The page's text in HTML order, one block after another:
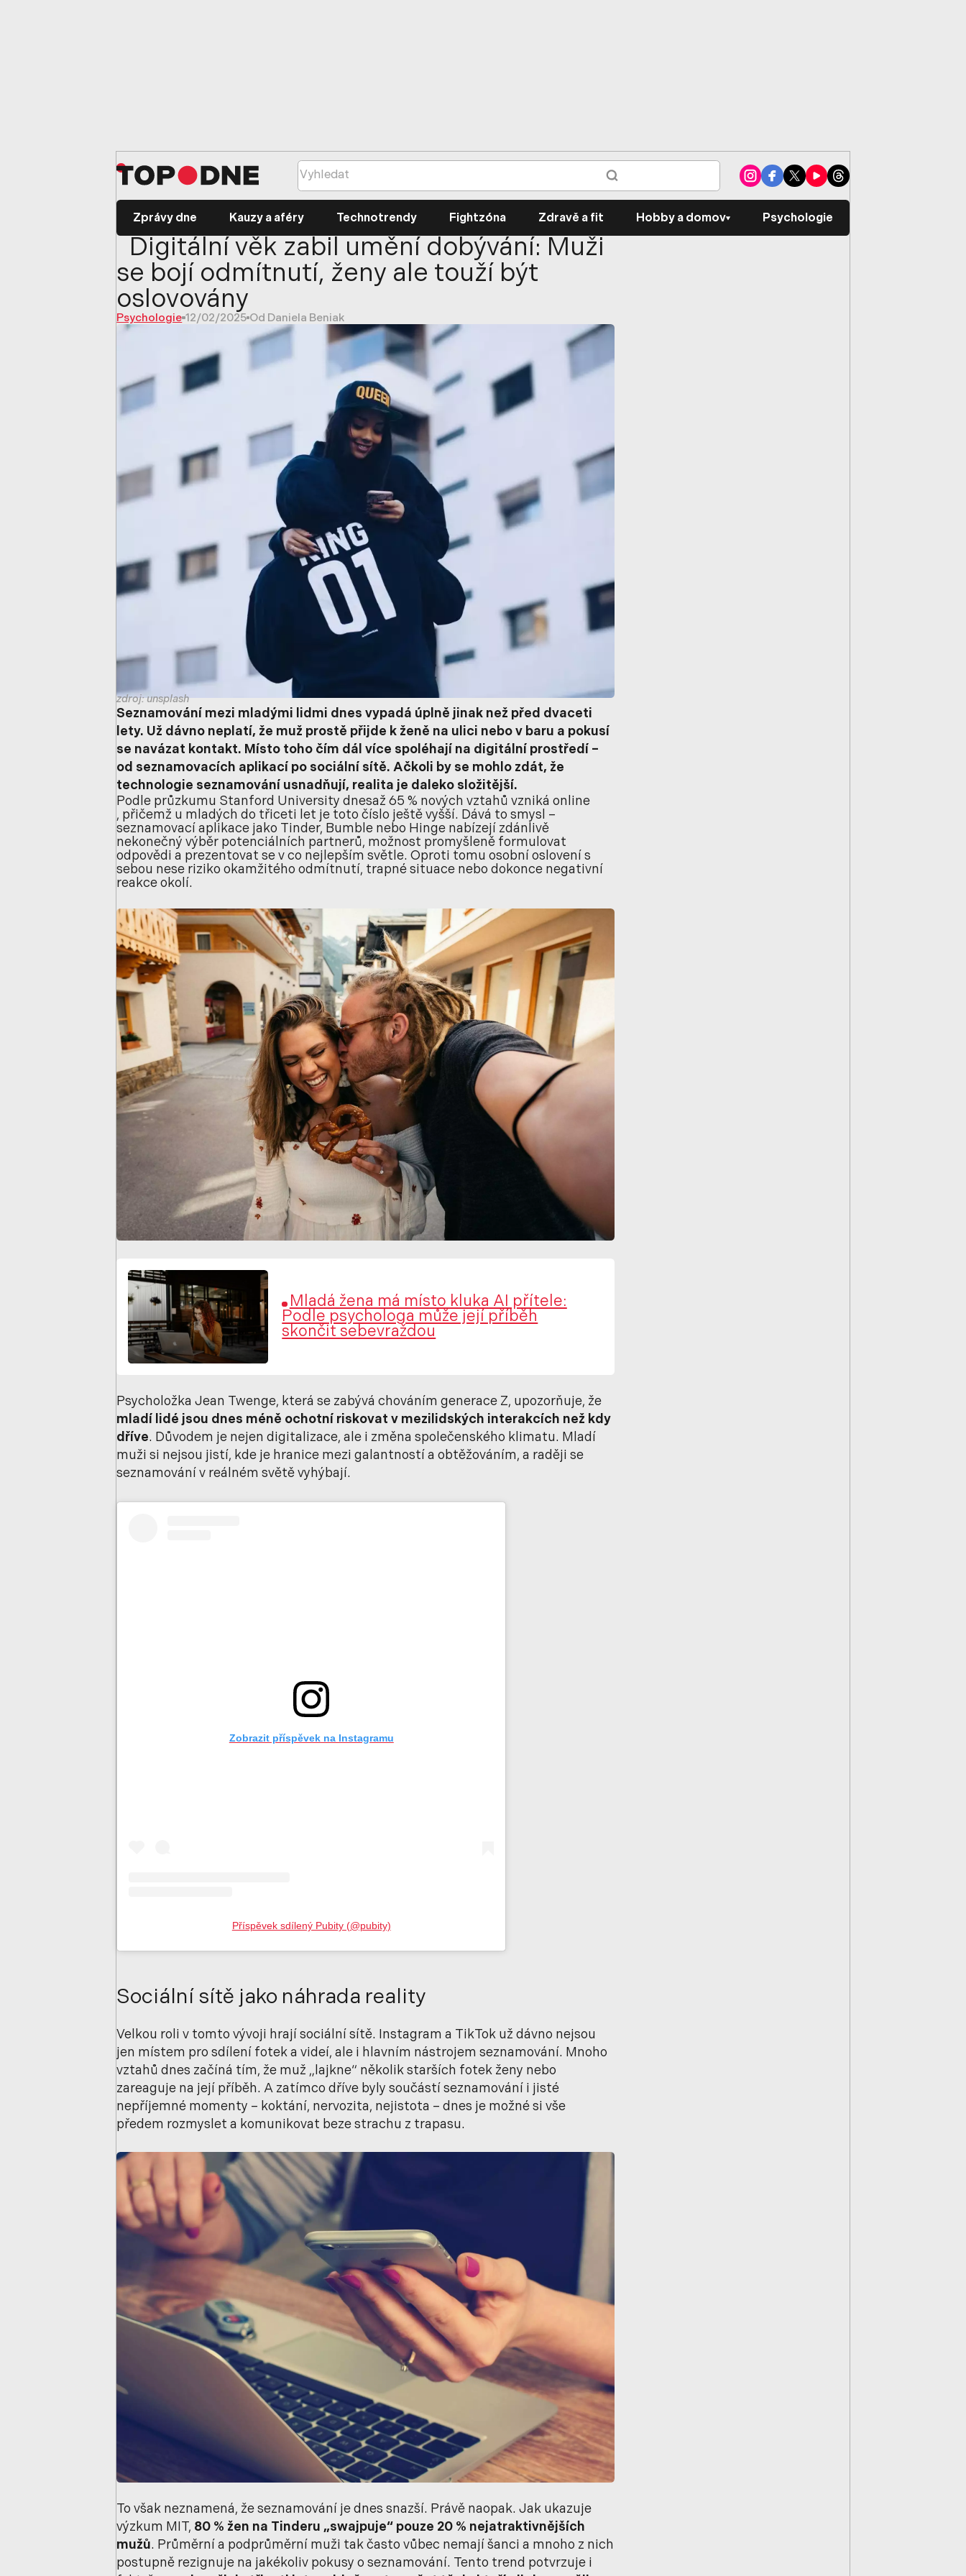
Zprávy dne Kauzy a aféry Technotrendy Fightzóna Zdravě a fit Hobby a domov Psychologie
Digitální věk zabil umění dobývání: Muži
se bojí odmítnutí, ženy ale touží být
oslovovány
Psychologie 12/02/2025 Od Daniela Beniak
zdroj: unsplash
Seznamování mezi mladými lidmi dnes vypadá úplně jinak než před dvaceti
lety. Už dávno neplatí, že muž prostě přijde k ženě na ulici nebo v baru a pokusí
se navázat kontakt. Místo toho čím dál více spoléhají na digitální prostředí –
od seznamovacích aplikací po sociální sítě. Ačkoli by se mohlo zdát, že
technologie seznamování usnadňují, realita je daleko složitější.
Podle průzkumu Stanford University dnesaž 65 % nových vztahů vzniká online
, přičemž u mladých do třiceti let je toto číslo ještě vyšší. Dává to smysl –
seznamovací aplikace jako Tinder, Bumble nebo Hinge nabízejí zdánlivě
nekonečný výběr potenciálních partnerů, možnost promyšleně formulovat
odpovědi a prezentovat se v co nejlepším světle. Oproti tomu osobní oslovení s
sebou nese riziko okamžitého odmítnutí, trapné situace nebo dokonce negativní
reakce okolí.
Mladá žena má místo kluka AI přítele:
Podle psychologa může její příběh
skončit sebevraždou
Psycholožka Jean Twenge, která se zabývá chováním generace Z, upozorňuje, že
mladí lidé jsou dnes méně ochotní riskovat v mezilidských interakcích než kdy
dříve. Důvodem je nejen digitalizace, ale i změna společenského klimatu. Mladí
muži si nejsou jistí, kde je hranice mezi galantností a obtěžováním, a raději se
seznamování v reálném světě vyhýbají.
Zobrazit příspěvek na Instagramu
Příspěvek sdílený Pubity (@pubity)
Sociální sítě jako náhrada reality
Velkou roli v tomto vývoji hrají sociální sítě. Instagram a TikTok už dávno nejsou
jen místem pro sdílení fotek a videí, ale i hlavním nástrojem seznamování. Mnoho
vztahů dnes začíná tím, že muž „lajkne“ několik starších fotek ženy nebo
zareaguje na její příběh. A zatímco dříve byly součástí seznamování i jisté
nepříjemné momenty – koktání, nervozita, nejistota – dnes je možné si vše
předem rozmyslet a komunikovat beze strachu z trapasu.
To však neznamená, že seznamování je dnes snazší. Právě naopak. Jak ukazuje
výzkum MIT, 80 % žen na Tinderu „swajpuje“ pouze 20 % nejatraktivnějších
mužů. Průměrní a podprůměrní muži tak často vůbec nemají šanci a mnoho z nich
postupně rezignuje na jakékoliv pokusy o seznamování. Tento trend potvrzuje i